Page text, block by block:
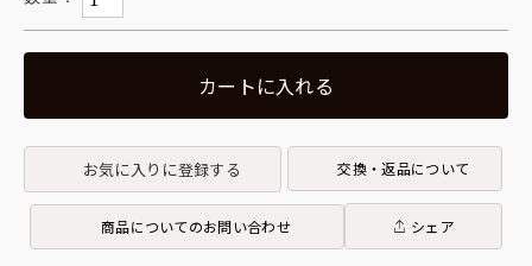
カートに入れる
お気に入りに登録する 交換・返品について
商品についてのお問い合わせ シェア